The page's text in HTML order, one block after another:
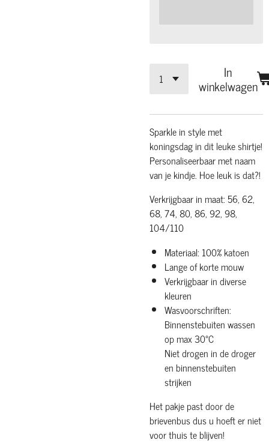
In
winkelwagen
Sparkle in style met
koningsdag in dit leuke shirtje!
Personaliseerbaar met naam
van je kindje. Hoe leuk is dat?!
Verkrijgbaar in maat: 56, 62,
68, 74, 80, 86, 92, 98,
104/110
Materiaal: 100% katoen
Lange of korte mouw
Verkrijgbaar in diverse
kleuren
Wasvoorschriften:
Binnenstebuiten wassen
op max 30°C
Niet drogen in de droger
en binnenstebuiten
strijken
Het pakje past door de
brievenbus dus u hoeft er niet
voor thuis te blijven!